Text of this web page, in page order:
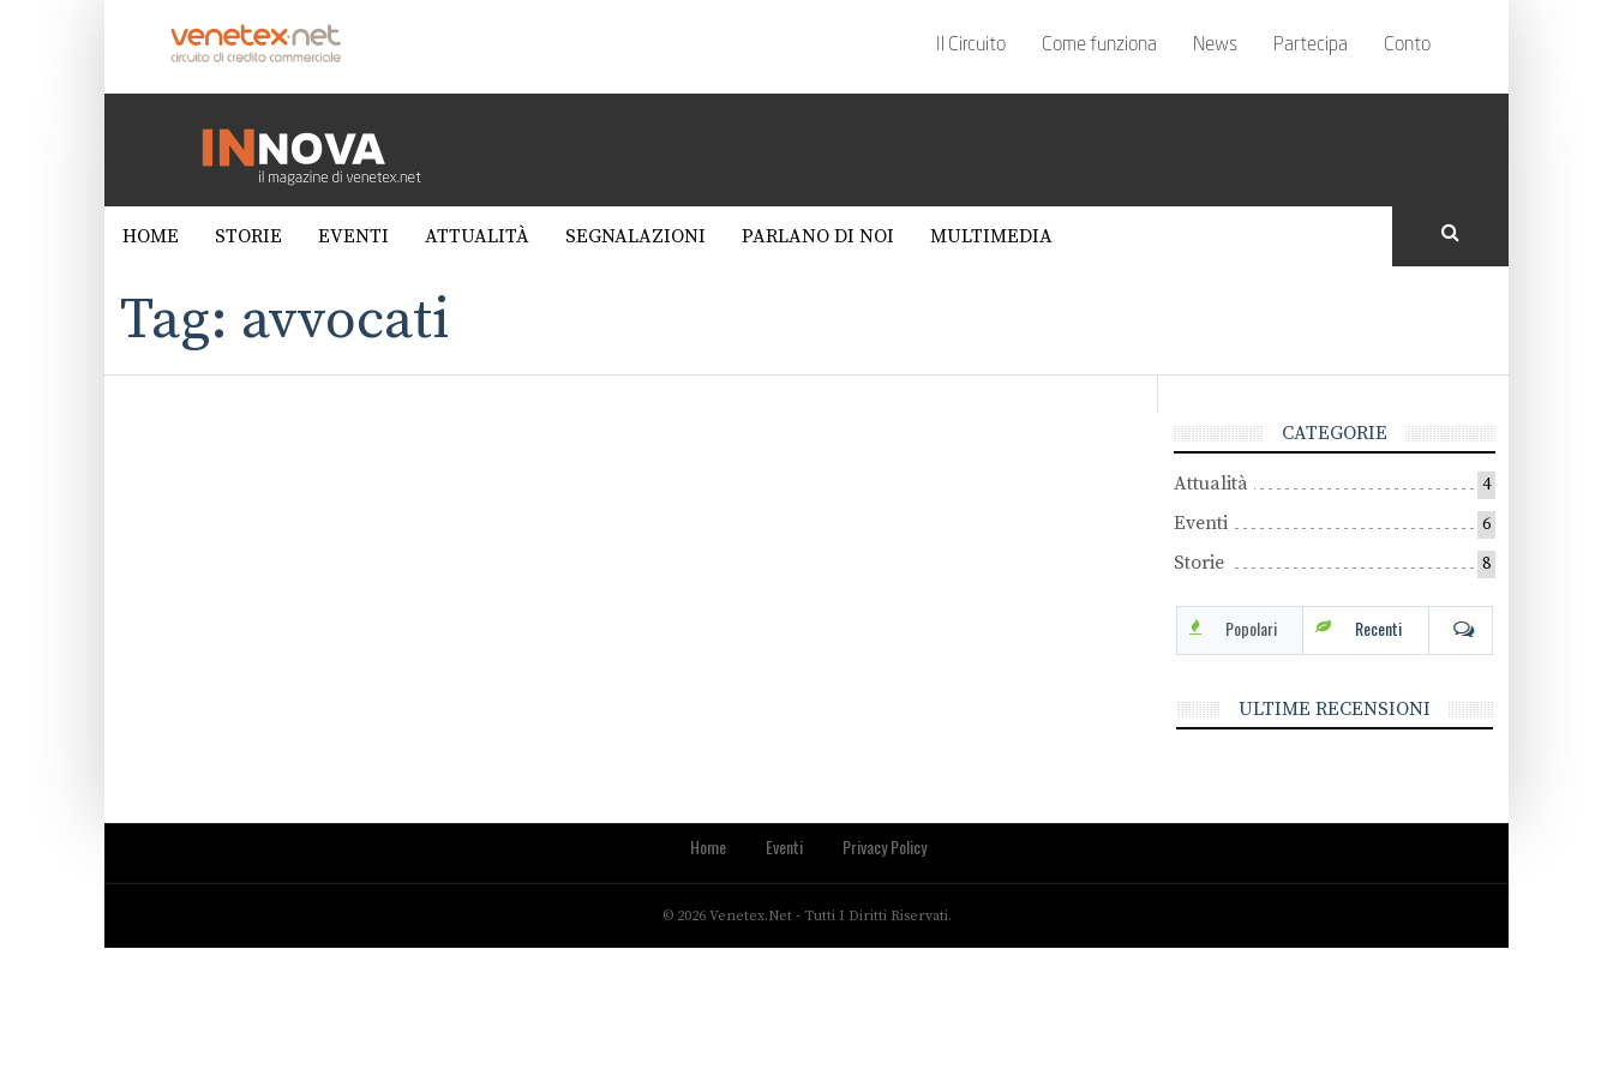
Il Circuito Come funziona News Partecipa Conto
HOME STORIE EVENTI ATTUALITÀ SEGNALAZIONI PARLANO DI NOI MULTIMEDIA
Tag: avvocati
CATEGORIE
Attualità 4
Eventi 6
Storie 8
Popolari Recenti
ULTIME RECENSIONI
Home Eventi Privacy Policy
© 2026 Venetex.net - Tutti I Diritti Riservati.